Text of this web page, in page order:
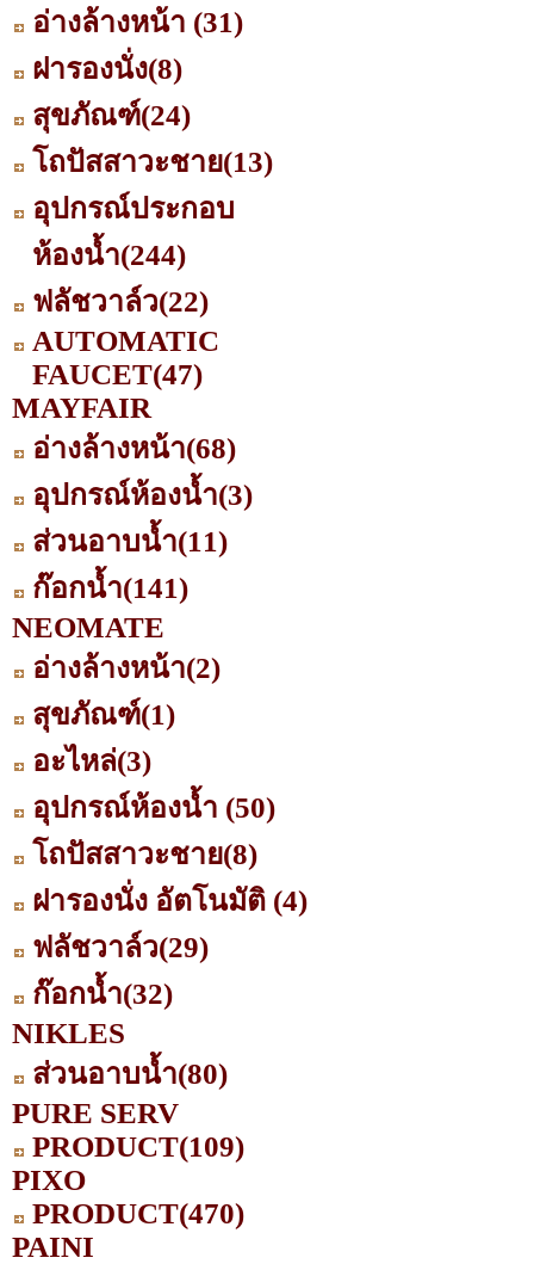
อ่างล้างหน้า (31)
ฝารองนั่ง(8)
สุขภัณฑ์(24)
โถปัสสาวะชาย(13)
อุปกรณ์ประกอบ
ห้องน้ำ(244)
ฟลัชวาล์ว(22)
AUTOMATIC
FAUCET(47)
MAYFAIR
อ่างล้างหน้า(68)
อุปกรณ์ห้องน้ำ(3)
ส่วนอาบน้ำ(11)
ก๊อกน้ำ(141)
NEOMATE
อ่างล้างหน้า(2)
สุขภัณฑ์(1)
อะไหล่(3)
อุปกรณ์ห้องน้ำ (50)
โถปัสสาวะชาย(8)
ฝารองนั่ง อัตโนมัติ (4)
ฟลัชวาล์ว(29)
ก๊อกน้ำ(32)
NIKLES
ส่วนอาบน้ำ(80)
PURE SERV
PRODUCT(109)
PIXO
PRODUCT(470)
PAINI